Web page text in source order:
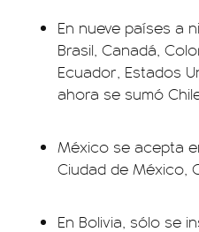
En nueve países a
Brasil, Canadá,
Ecuador, Estados
ahora se sumó
México se acepta
Ciudad de México,
En Bolivia, sólo se